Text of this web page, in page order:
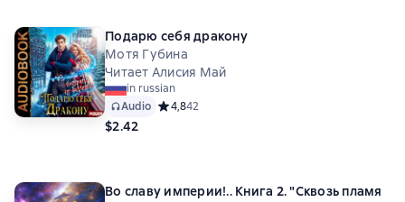
Подарю себя дракону
Мотя Губина
Читает Алисия Май
in russian
Audio Средний рейтинг 4,8 на основе 42 оценок
4,842
$2.42
Во славу империи!.. Книга 2. "Сквозь пламя